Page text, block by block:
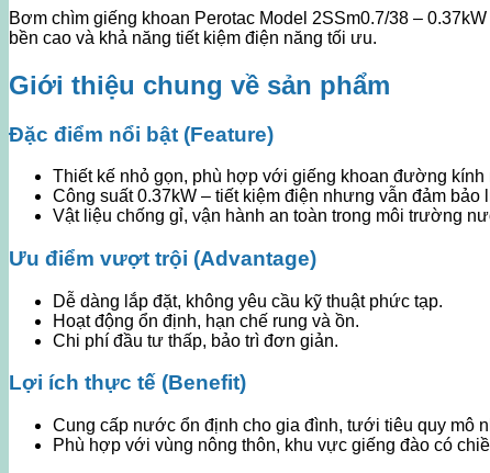
Bơm chìm giếng khoan Perotac Model 2SSm0.7/38 –
bền cao và khả năng tiết kiệm điện năng tối ưu.
Giới thiệu chung về sản phẩm
Đặc điểm nổi bật (Feature)
Thiết kế nhỏ gọn, phù hợp với giếng khoan đường kính
Công suất 0.37kW – tiết kiệm điện nhưng vẫn đảm
Vật liệu chống gỉ, vận hành an toàn trong môi trường
Ưu điểm vượt trội (Advantage)
Dễ dàng lắp đặt, không yêu cầu kỹ thuật phức tạp.
Hoạt động ổn định, hạn chế rung và ồn.
Chi phí đầu tư thấp, bảo trì đơn giản.
Lợi ích thực tế (Benefit)
Cung cấp nước ổn định cho gia đình, tưới tiêu quy mô
Phù hợp với vùng nông thôn, khu vực giếng đào có